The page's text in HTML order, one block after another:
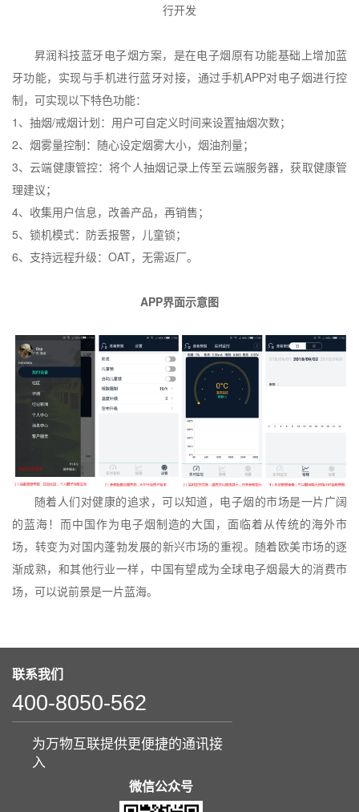
行开发
昇润科技蓝牙电子烟方案，是在电子烟原有功能基础上增加蓝
牙功能，实现与手机进行蓝牙对接，通过手机APP对电子烟进行控
制，可实现以下特色功能：
1 、抽烟/戒烟计划：用户可自定义时间来设置抽烟次数；
2、烟雾量控制：随心设定烟雾大小，烟油剂量；
3、云端健康管控：将个人抽烟记录上传至云端服务器，获取健康管
理建议；
4、收集用户信息，改善产品，再销售；
5、锁机模式：防丢报警，儿童锁；
6、支持远程升级： OAT，无需返厂。
APP界面示意图
随着人们对健康的追求，可以知道，电子烟的市场是一片广阔
的蓝海！而中国作为电子烟制造的大国，面临着从传统的海外市
场，转变为对国内蓬勃发展的新兴市场的重视。随着欧美市场的逐
渐成熟，和其他行业一样，中国有望成为全球电子烟最大的消费市
场，可以说前景是一片蓝海。
联系我们
400-8050-562
为万物互联提供更便捷的通讯接
入
微信公众号